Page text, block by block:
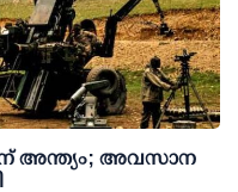
അന്ത്യം; അവസാന